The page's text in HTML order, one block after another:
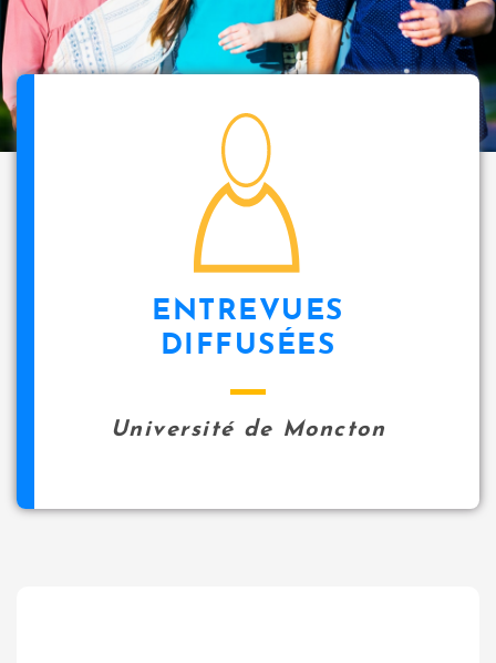
p
a
l
ENTREVUES
DIFFUSÉES
Université de Moncton